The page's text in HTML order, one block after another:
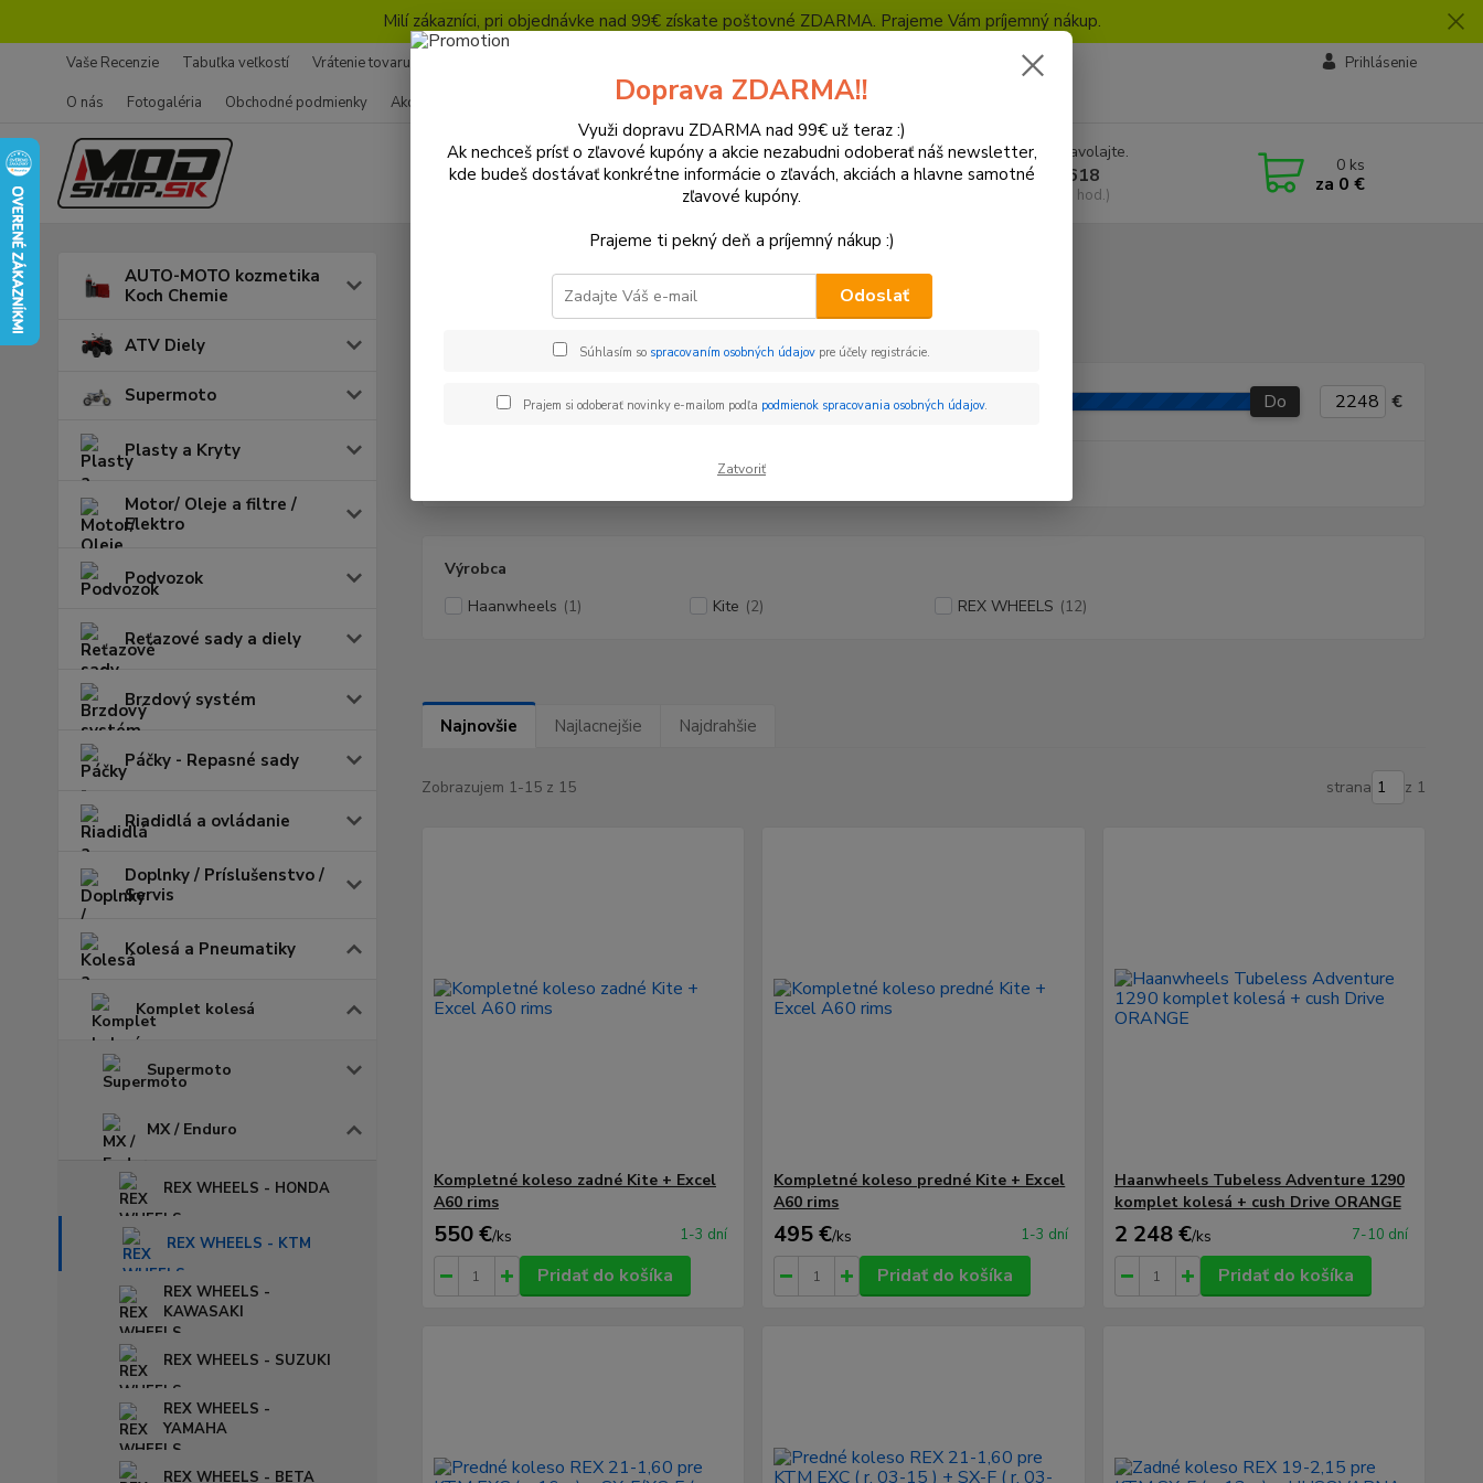
Milí zákazníci, pri objednávke nad 99€ získate poštovné ZDARMA. Prajeme Vám príjemný nákup.
Vaše Recenzie Tabuľka veľkostí Vrátenie tovaru - Formulár
O nás
Fotogaléria Obchodné podmienky Ako nakupovať Ochrana súkromia
Prihlásenie
Hľadať
Neviete si rady? Zavolajte.
+421 918 772 618
(Po-Pia, 8:30-16:30 hod.)
0 ks
za 0 €
AUTO-MOTO kozmetika
Koch Chemie
ATV Diely
Supermoto
Plasty a Kryty
Motor/ Oleje a filtre /
Elektro
Podvozok
Reťazové sady a diely
Brzdový systém
Páčky - Repasné sady
Riadidlá a ovládanie
Doplnky / Príslušenstvo /
Servis
Kolesá a Pneumatiky
Komplet kolesá
Supermoto
MX / Enduro
REX WHEELS - HONDA
REX WHEELS - KTM
REX WHEELS -
KAWASAKI
REX WHEELS - SUZUKI
REX WHEELS -
YAMAHA
REX WHEELS - BETA
REX WHEELS - KTM
€ Od Do €
Akcia
Výrobca
Haanwheels (1) Kite (2) REX WHEELS (12)
Najnovšie Najlacnejšie Najdrahšie
Zobrazujem 1-15 z 15 strana z 1
Kompletné koleso zadné Kite + Excel
A60 rims
550 €/ks 1-3 dní
Pridať do košíka
Kompletné koleso predné Kite + Excel
A60 rims
495 €/ks 1-3 dní
Pridať do košíka
Haanwheels Tubeless Adventure 1290
komplet kolesá + cush Drive ORANGE
2 248 €/ks 7-10 dní
Pridať do košíka
Doprava ZDARMA!!
Využi dopravu ZDARMA nad 99€ už teraz :)
Ak nechceš prísť o zľavové kupóny a akcie nezabudni odoberať náš newsletter,
kde budeš dostávať konkrétne informácie o zľavách, akciách a hlavne samotné
zľavové kupóny.
Prajeme ti pekný deň a príjemný nákup :)
Odoslať
Súhlasím so spracovaním osobných údajov pre účely registrácie.
Prajem si odoberať novinky e-mailom podľa podmienok spracovania osobných údajov.
Zatvoriť